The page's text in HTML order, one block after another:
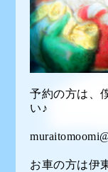
予約の方は、
い♪
お車の方は伊